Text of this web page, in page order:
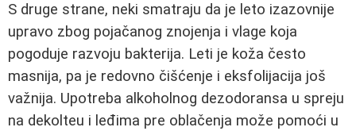
S druge strane, neki smatraju da je leto izazovnije
upravo zbog pojačanog znojenja i vlage koja
pogoduje razvoju bakterija. Leti je koža često
masnija, pa je redovno čišćenje i eksfolijacija još
važnija. Upotreba alkoholnog dezodoransa u spreju
na dekolteu i leđima pre oblačenja može pomoći u